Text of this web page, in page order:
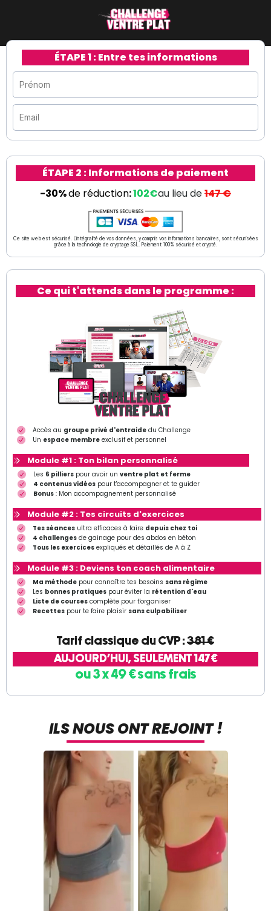
ÉTAPE 1 : Entre tes informations
ÉTAPE 2 : Informations de paiement
-30%de réduction:102€au lieu de147 €
Ce site web est sécurisé. L'intégralité de vos données, y compris vos informations bancaires, sont sécurisées
grâce à la technologie de cryptage SSL. Paiement 100% sécurisé et crypté.
Ce qui t'attends dans le programme :
Accès au groupe privé d'entraidedu Challenge
Un espace membreexclusif et personnel
Module #1 : Ton bilan personnalisé
Les 6 pillierspour avoir un ventre plat et ferme
4 contenus vidéospour t'accompagner et te guider
Bonus: Mon accompagnement personnalisé
Module #2 : Tes circuits d'exercices
Tes séancesultra efficaces à faire depuis chez toi
4 challengesde gainage pour des abdos en béton
Tous les exercicesexpliqués et détaillés de A à Z
Module #3 : Deviens ton coach alimentaire
Ma méthodepour connaître tes besoins sans régime
Les bonnes pratiquespour éviter la rétention d'eau
Liste de coursescomplète pour t'organiser
Recettespour te faire plaisir sans culpabiliser
Tarif classique du CVP :381 €
AUJOURD'HUI, SEULEMENT 147€
ou 3 x 49 € sans frais
ILS NOUS ONT REJOINT !